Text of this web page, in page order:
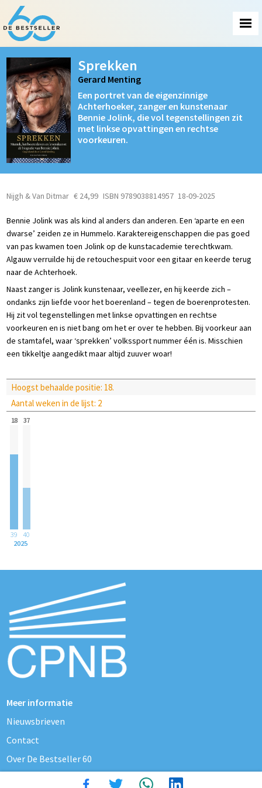
Sprekken
Gerard Menting
Een portret van de eigenzinnige
Achterhoeker, zanger en kunstenaar
Bennie Jolink, die vol tegenstellingen zit
met linkse opvattingen en rechtse
voorkeuren.
Nijgh & Van Ditmar € 24,99 ISBN 9789038814957 18-09-2025
Bennie Jolink was als kind al anders dan anderen. Een ‘aparte en een
dwarse’ zeiden ze in Hummelo. Karaktereigenschappen die pas goed
van pas kwamen toen Jolink op de kunstacademie terechtkwam.
Algauw verruilde hij de retouchespuit voor een gitaar en keerde terug
naar de Achterhoek.
Naast zanger is Jolink kunstenaar, veellezer, en hij keerde zich –
ondanks zijn liefde voor het boerenland – tegen de boerenprotesten.
Hij zit vol tegenstellingen met linkse opvattingen en rechtse
voorkeuren en is niet bang om het er over te hebben. Bij voorkeur aan
de stamtafel, waar ‘sprekken’ volkssport nummer één is. Misschien
een tikkeltje aangedikt maar altijd zuuver woar!
Hoogst behaalde positie: 18.
Aantal weken in de lijst: 2
18
39
37
40
2025
Meer informatie
Nieuwsbrieven
Contact
Over De Bestseller 60